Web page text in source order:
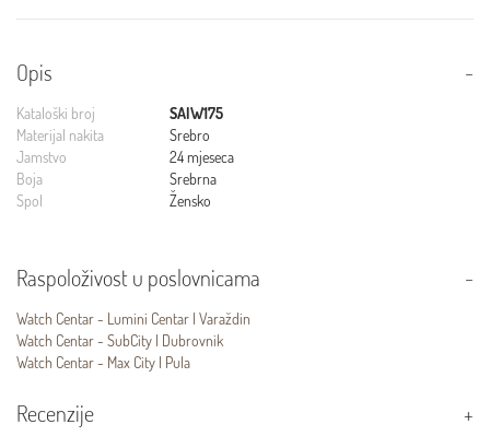
Opis
Kataloški broj
SAIW175
Materijal nakita
Srebro
Jamstvo
24 mjeseca
Boja
Srebrna
Spol
Žensko
Raspoloživost u poslovnicama
Watch Centar - Lumini Centar | Varaždin
Watch Centar - SubCity | Dubrovnik
Watch Centar - Max City | Pula
Recenzije